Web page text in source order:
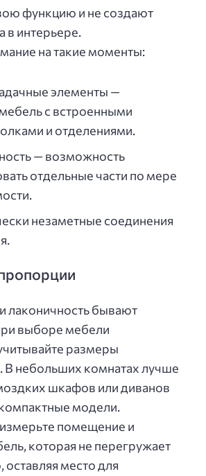
функцию и не создают
интерьере.
на такие моменты:
элементы —
с встроенными
и отделениями.
— возможность
отдельные части по мере
незаметные соединения
лаконичность бывают
выборе мебели
размеры
В небольших комнатах лучше
шкафов или диванов
модели.
помещение и
которая не перегружает
оставляя место для